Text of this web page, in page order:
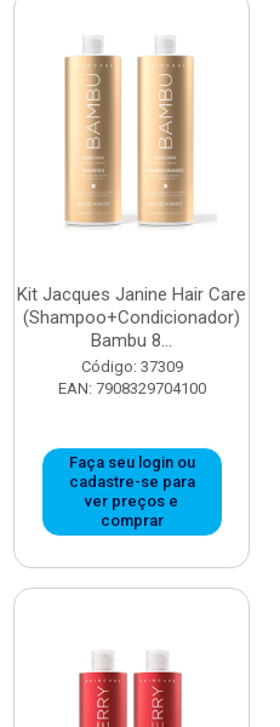
Kit Jacques Janine Hair Care
(Shampoo+Condicionador)
Bambu 8...
Código: 37309
EAN: 7908329704100
Faça seu login ou
cadastre-se para
ver preços e
comprar